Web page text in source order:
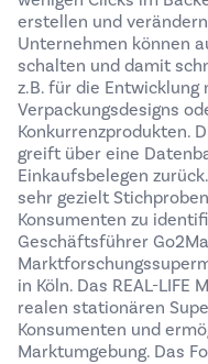
erstellen und
Unternehmen können
schalten und damit
z.B. für die Entwicklung
Verpackungsdesigns
Konkurrenzprodukten.
greift über eine
Einkaufsbelegen
sehr gezielt
Konsumenten zu
Geschäftsführer
in Köln. Das REAL-
realen stationären
Konsumenten und
Marktumgebung. Das